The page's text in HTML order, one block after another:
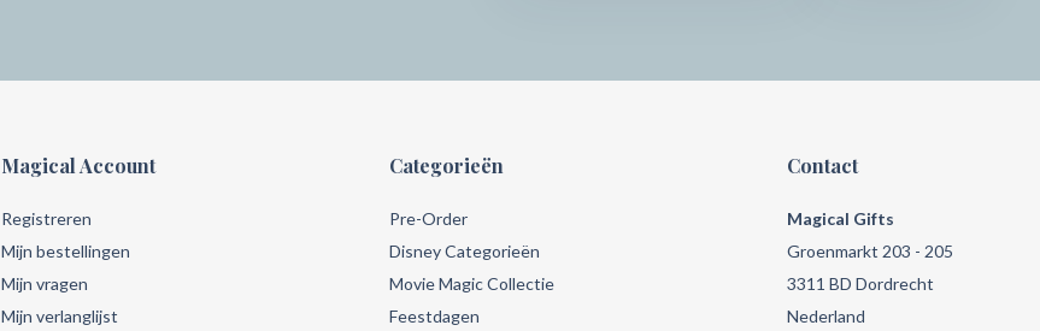
Magical Account
Registreren
Mijn bestellingen
Mijn vragen
Mijn verlanglijst
Categorieën
Pre-Order
Disney Categorieën
Movie Magic Collectie
Feestdagen
Contact
Magical Gifts
Groenmarkt 203 - 205
3311 BD Dordrecht
Nederland